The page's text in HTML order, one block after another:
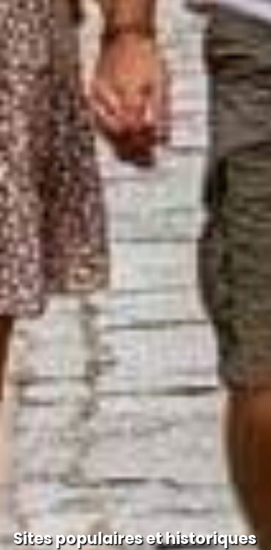
Sites populaires et historiques